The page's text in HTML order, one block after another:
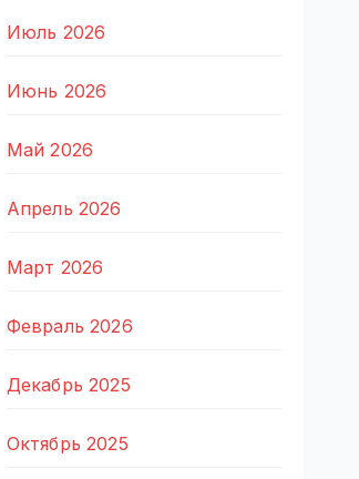
Июль 2026
Июнь 2026
Май 2026
Апрель 2026
Март 2026
Февраль 2026
Декабрь 2025
Октябрь 2025